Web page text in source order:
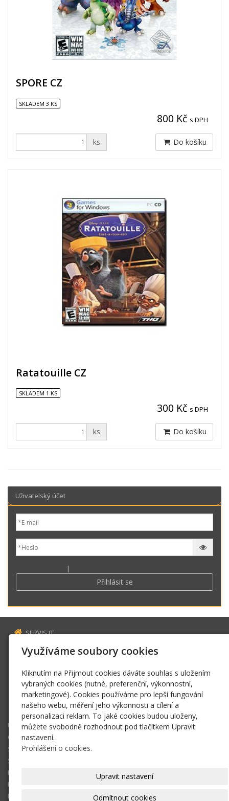
SPORE CZ
SKLADEM 3 KS
800 Kč s DPH
ks Do košíku
Ratatouille CZ
SKLADEM 1 KS
300 Kč s DPH
ks Do košíku
Uživatelský účet
|
Přihlásit se
SERVIS IT
Estonská 2569
272 01 Kladno
servis@fillaus.cz
www.fillaus.cz
+420 606 163 784
sms zpráva
ÚVOD
OPRAVY ZAŘÍZENÍ
SPRÁVA SÍTĚ
SATELITNÍ A TV ROZVODY
KONTAKT
E-SHOP
KOŠÍK
Využíváme soubory cookies
Kliknutím na Přijmout cookies dáváte souhlas s uložením
vybraných cookies (nutné, preferenční, výkonnostní,
marketingové). Cookies používáme pro lepší fungování
našeho webu, měření jeho výkonnosti a cílení a
personalizaci reklam. To jaké cookies budou uloženy,
můžete svobodně rozhodnout pod tlačítkem Upravit
nastavení.
Prohlášení o cookies.
Upravit nastavení
Odmítnout cookies